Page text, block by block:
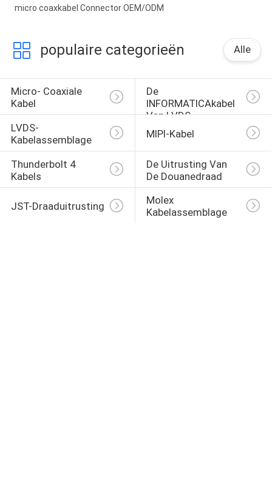
micro coaxkabel Connector OEM/ODM
populaire categorieën Alle
Micro- Coaxiale
Kabel
De
INFORMATICAkabel
Van LVDS
LVDS-
Kabelassemblage
MIPI-Kabel
Thunderbolt 4
Kabels
De Uitrusting Van
De Douanedraad
JST-Draaduitrusting
Molex
Kabelassemblage